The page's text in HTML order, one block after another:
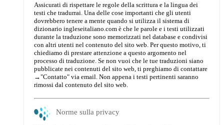
Assicurati di rispettare le regole della scrittura e la lingua dei
testi che tradurrai. Una delle cose importanti che gli utenti
dovrebbero tenere a mente quando si utilizza il sistema di
dizionario ingleseitaliano.com è che le parole e i testi utilizzati
durante la traduzione sono memorizzati nel database e condivisi
con altri utenti nel contenuto del sito web. Per questo motivo, ti
chiediamo di prestare attenzione a questo argomento nel
processo di traduzione. Se non vuoi che le tue traduzioni siano
pubblicate nei contenuti del sito web, ti preghiamo di contattare
→"Contatto" via email. Non appena i testi pertinenti saranno
rimossi dal contenuto del sito web.
Norme sulla privacy